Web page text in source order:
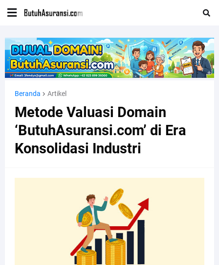
Beranda Artikel
Metode Valuasi Domain
‘ButuhAsuransi.com’ di Era
Konsolidasi Industri